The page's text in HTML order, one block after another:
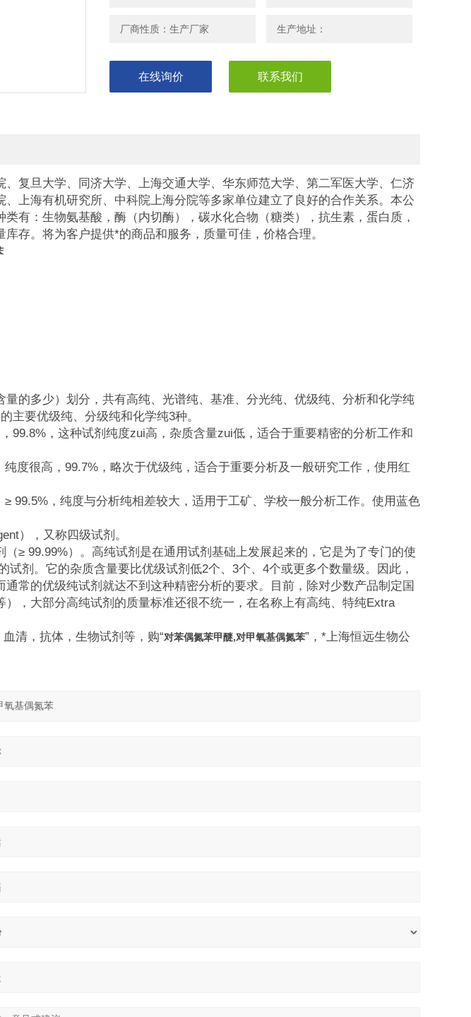
厂商性质：生产厂家 生产地址：
在线询价 联系我们
复旦大学、同济大学、上海交通大学、华东师范大学、第二军医大学、仁济
、上海有机研究所、中科院上海分院等多家单位建立了良好的合作关系。本公
有：生物氨基酸，酶（内切酶），碳水化合物（糖类），抗生素，蛋白质，
存。将为客户提供*的商品和服务，质量可佳，价格合理。
的多少）划分，共有高纯、光谱纯、基准、分光纯、优级纯、分析和化学纯
主要优级纯、分级纯和化学纯3种。
99.8%，这种试剂纯度zui高，杂质含量zui低，适合于重要精密的分析工作和
纯度很高，99.7%，略次于优级纯，适合于重要分析及一般研究工作，使用红
≥ 99.5%，纯度与分析纯相差较大，适用于工矿、学校一般分析工作。使用蓝色
），又称四级试剂。
≥ 99.99%）。高纯试剂是在通用试剂基础上发展起来的，它是为了专门的使
试剂。它的杂质含量要比优级试剂低2个、3个、4个或更多个数量级。因此，
常的优级纯试剂就达不到这种精密分析的要求。目前，除对少数产品制定国
，大部分高纯试剂的质量标准还很不统一，在名称上有高纯、特纯Extra
清，抗体，生物试剂等，购“对苯偶氮苯甲醚,对甲氧基偶氮苯”，*上海恒远生物公